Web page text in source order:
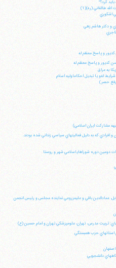
عمادالدين باقي و عليمزروعي نماينده مجلس و رئيس انجمن